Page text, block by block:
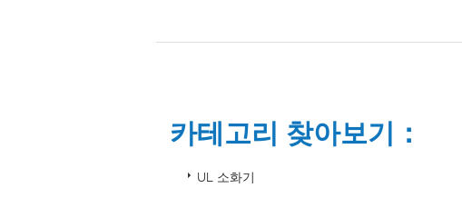
카테고리 찾아보기：
UL 소화기